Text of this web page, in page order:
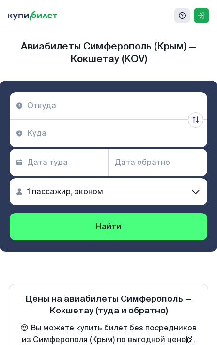
Авиабилеты Симферополь (Крым) —
Кокшетау (KOV)
Найти
Цены на авиабилеты Симферополь —
Кокшетау (туда и обратно)
😍 Вы можете купить билет без посредников
из Симферополя (Крым) по выгодной цене🙌.